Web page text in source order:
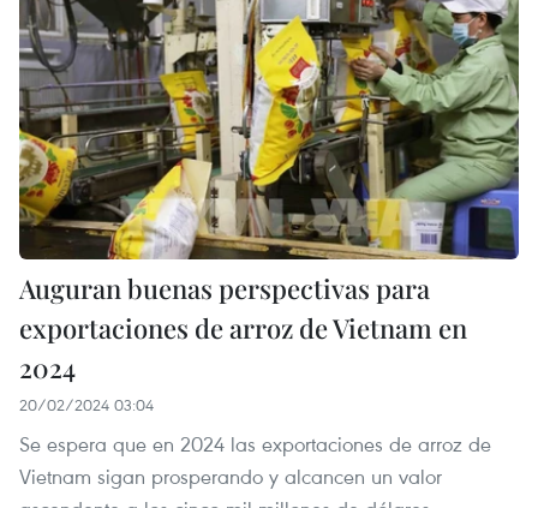
Auguran buenas perspectivas para
exportaciones de arroz de Vietnam en
2024
20/02/2024 03:04
Se espera que en 2024 las exportaciones de arroz de
Vietnam sigan prosperando y alcancen un valor